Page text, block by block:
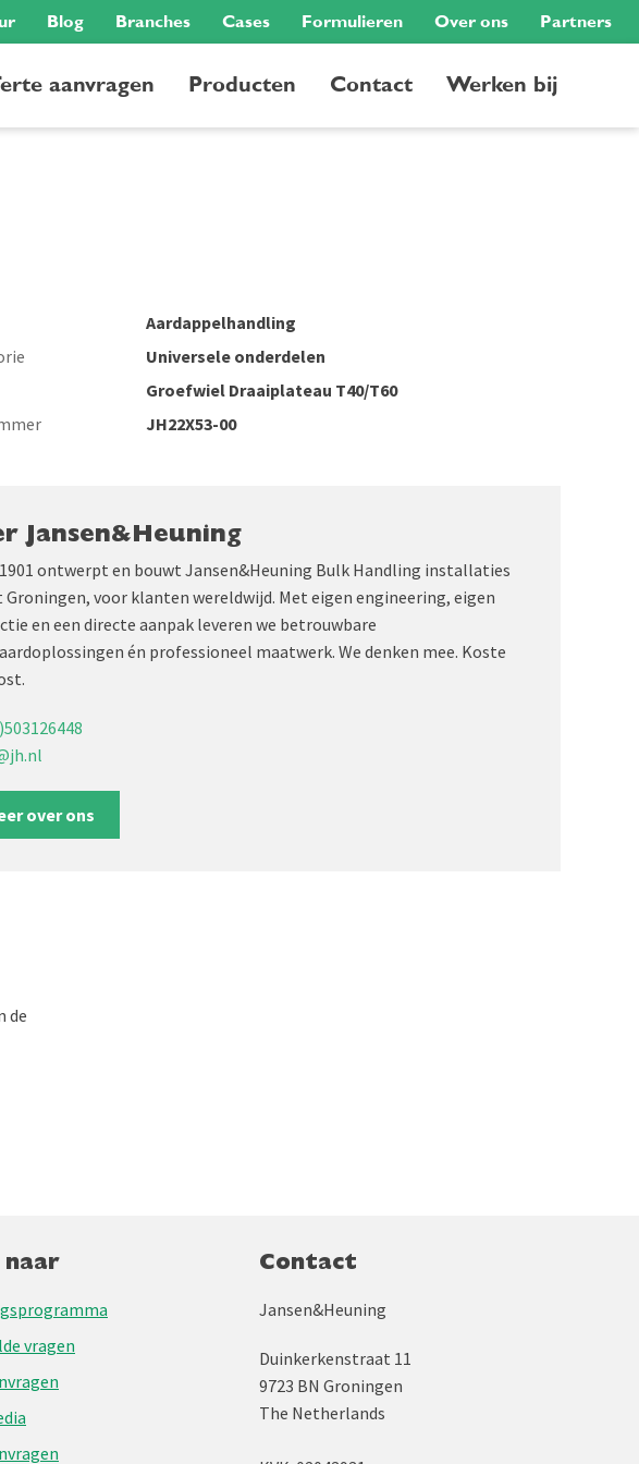
Blog Branches Cases Formulieren Over ons Partners
aanvragen Producten Contact Werken bij
Aardappelhandling
Universele onderdelen
Groefwiel Draaiplateau T40/T60
JH22X53-00
Jansen&Heuning
ontwerpt en bouwt Jansen&Heuning Bulk Handling installaties
Groningen, voor klanten wereldwijd. Met eigen engineering, eigen
en een directe aanpak leveren we betrouwbare
én professioneel maatwerk. We denken mee. Koste
over ons
de
vragen
Contact
Jansen&Heuning
Duinkerkenstraat 11
9723 BN Groningen
The Netherlands